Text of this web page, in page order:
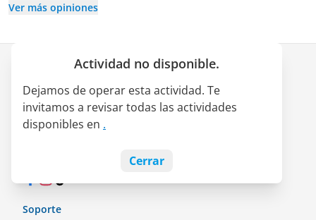
Ver más opiniones
Actividad no disponible.
Dejamos de operar esta actividad. Te
invitamos a revisar todas las actividades
disponibles en .
Cerrar
Quiénes somos
Alianza LATAM Pass
Empleos
Soporte